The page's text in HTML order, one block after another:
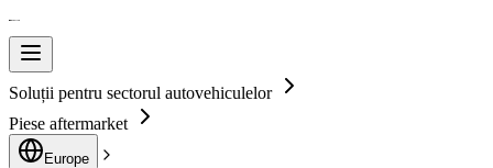
Soluții pentru sectorul autovehiculelor
Piese aftermarket
Europe